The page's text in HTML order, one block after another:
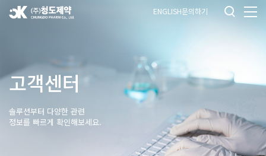
ENGLISH문의하기
고객센터
솔루션부터 다양한 관련
정보를 빠르게 확인해보세요.